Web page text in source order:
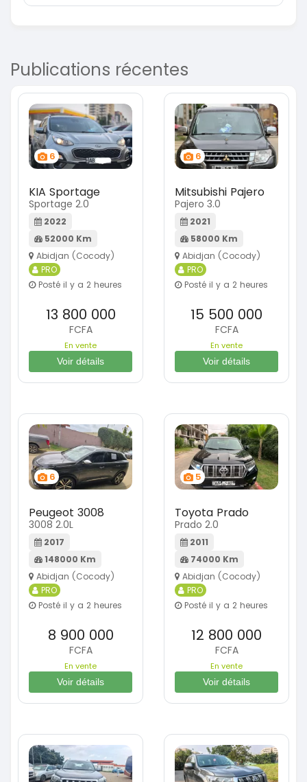
Publications récentes
6
KIA Sportage
Sportage 2.0
2022
52000 Km
Abidjan (Cocody)
PRO
Posté il y a 2 heures
13 800 000
FCFA
En vente
Voir détails
6
Mitsubishi Pajero
Pajero 3.0
2021
58000 Km
Abidjan (Cocody)
PRO
Posté il y a 2 heures
15 500 000
FCFA
En vente
Voir détails
6
Peugeot 3008
3008 2.0L
2017
148000 Km
Abidjan (Cocody)
PRO
Posté il y a 2 heures
8 900 000
FCFA
En vente
Voir détails
5
Toyota Prado
Prado 2.0
2011
74000 Km
Abidjan (Cocody)
PRO
Posté il y a 2 heures
12 800 000
FCFA
En vente
Voir détails